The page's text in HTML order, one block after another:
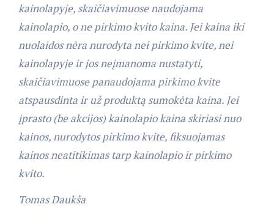
kainolapyje, skaičiavimuose naudojama
kainolapio, o ne pirkimo kvito kaina. Jei kaina iki
nuolaidos nėra nurodyta nei pirkimo kvite, nei
kainolapyje ir jos neįmanoma nustatyti,
skaičiavimuose panaudojama pirkimo kvite
atspausdinta ir už produktą sumokėta kaina. Jei
įprasto (be akcijos) kainolapio kaina skiriasi nuo
kainos, nurodytos pirkimo kvite, fiksuojamas
kainos neatitikimas tarp kainolapio ir pirkimo
kvito.
Tomas Daukša